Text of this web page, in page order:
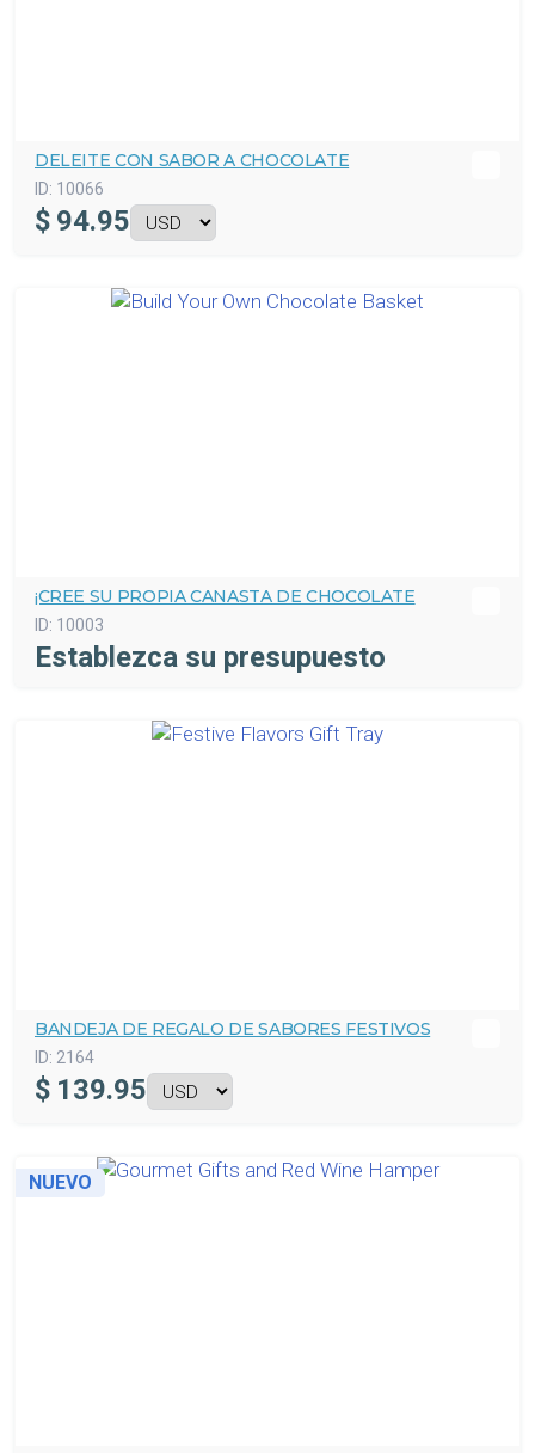
DELEITE CON SABOR A CHOCOLATE
ID: 10066
$ 94.95
¡CREE SU PROPIA CANASTA DE CHOCOLATE
ID: 10003
Establezca su presupuesto
BANDEJA DE REGALO DE SABORES FESTIVOS
ID: 2164
$ 139.95
NUEVO